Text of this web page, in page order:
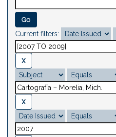
Current filters: